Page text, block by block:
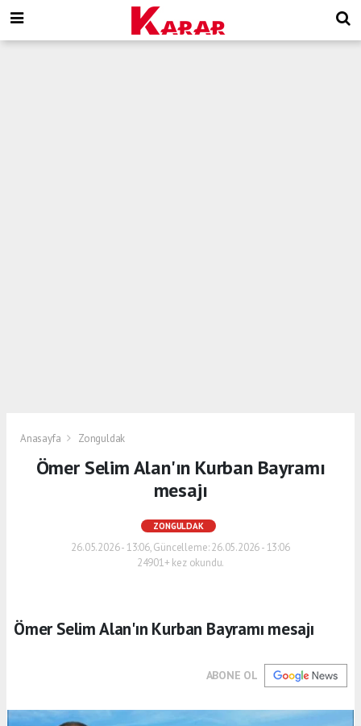
Anasayfa Zonguldak
Ömer Selim Alan'ın Kurban Bayramı
mesajı
ZONGULDAK
26.05.2026 - 13:06, Güncelleme: 26.05.2026 - 13:06
24901+ kez okundu.
Ömer Selim Alan'ın Kurban Bayramı mesajı
ABONE OL